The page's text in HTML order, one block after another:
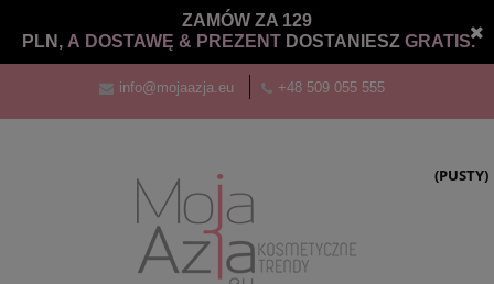
ZAMÓW ZA 129
PLN, A DOSTAWĘ & PREZENT DOSTANIESZ GRATIS.
info@mojaazja.eu +48 509 055 555
(PUSTY)